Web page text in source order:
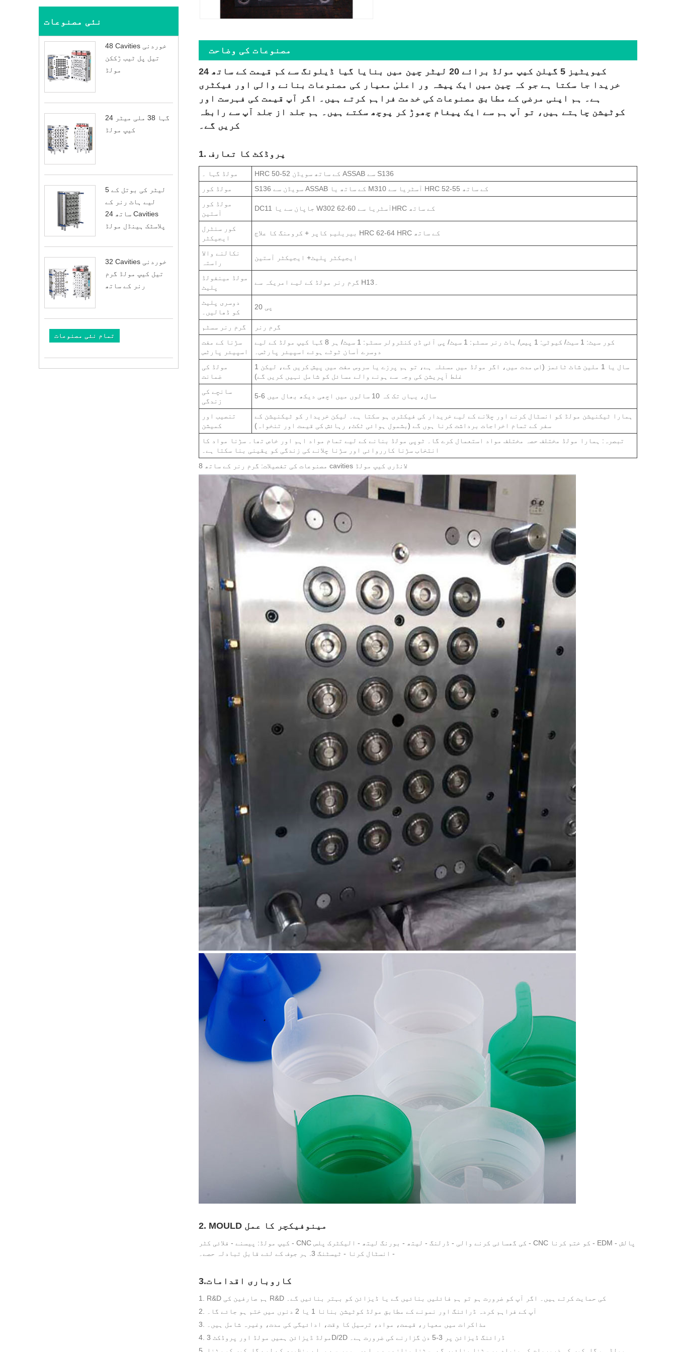
نئی مصنوعات
48 Cavities خوردنی
تیل پل ٹیب ڑککن
مولڈ
24 گہا 38 ملی میٹر
کیپ مولڈ
5 لیٹر کی بوتل کے
لیے ہاٹ رنر کے
ساتھ 24 Cavities
پلاسٹک ہینڈل مولڈ
32 Cavities خوردنی
تیل کیپ مولڈ گرم
رنر کے ساتھ
تمام نئی مصنوعات
مصنوعات کی وضاحت
24 کیویٹیز 5 گیلن کیپ مولڈ برائے 20 لیٹر چین میں بنایا گیا ڈیلونگ سے کم قیمت کے ساتھ
خریدا جا سکتا ہے جو کہ چین میں ایک پیشہ ور اعلیٰ معیار کی مصنوعات بنانے والی اور فیکٹری
ہے۔ ہم اپنی مرضی کے مطابق مصنوعات کی خدمت فراہم کرتے ہیں۔ اگر آپ قیمت کی فہرست اور
کوٹیشن چاہتے ہیں، تو آپ ہم سے ایک پیغام چھوڑ کر پوچھ سکتے ہیں۔ ہم جلد از جلد آپ سے رابطہ
کریں گے۔
1. پروڈکٹ کا تعارف
مولڈ گہا ۔
HRC 50-52 کے ساتھ سویڈن ASSAB سے S136
مولڈ کور
S136 سویڈن سے ASSAB کے ساتھ یا M310 آسٹریا سے HRC 52-55 کے ساتھ
مولڈ کور
آستین
DC11 جاپان سے یا W302 آسٹریا سے 60-62HRC کے ساتھ
کور سنٹرل
ایجیکٹر
بیریلیم کاپر + کرومنگ کا علاج HRC 62-64 HRC کے ساتھ
نکالنے والا
راستہ
ایجیکٹر پلیٹ+ ایجیکٹر آستین
مولڈ مینفولڈ
پلیٹ
دوسری پلیٹ
کو ڈھالیں۔
پی 20
گرم رنر سسٹم
گرم رنر
سڑنا کے مفت
اسپیئر پارٹس
کور سیٹ: 1 سیٹ/ کیوٹی: 1 پیس/ ہاٹ رنر سسٹم: 1 سیٹ/ پی آئی ڈی کنٹرولر سسٹم: 1 سیٹ/ ہر 8 گہا کیپ مولڈ کے لیے
دوسرے آسان ٹوٹے ہوئے اسپیئر پارٹس۔
مولڈ کی
ضمانت
1 سال یا 1 ملین شاٹ ٹائمز (اس مدت میں، اگر مولڈ میں مسئلہ ہے، تو ہم پرزے یا سروس مفت میں پیش کریں گے، لیکن
غلط آپریشن کی وجہ سے ہونے والے مسائل کو شامل نہیں کریں گے)
سانچے کی
زندگی
5-6 سال، یہاں تک کہ 10 سالوں میں اچھی دیکھ بھال میں
تنصیب اور
کمیشن
ہمارا ٹیکنیشن مولڈ کو انسٹال کرنے اور چلانے کے لیے خریدار کی فیکٹری ہو سکتا ہے۔ لیکن خریدار کو ٹیکنیشن کے
سفر کے تمام اخراجات برداشت کرنا ہوں گے (بشمول ہوائی ٹکٹ، رہائش کی قیمت اور تنخواہ)
تبصرہ: ہمارا مولڈ مختلف حصہ مختلف مواد استعمال کرے گا۔ ٹوپی مولڈ بنانے کے لیے تمام مواد اہم اور خاص تھا۔ سڑنا مواد کا
انتخاب سڑنا کارروائی اور سڑنا چلانے کی زندگی کو یقینی بنا سکتا ہے۔
مصنوعات کی تفصیلات: گرم رنر کے ساتھ 8 cavities لانڈری کیپ مولڈ
2. MOULD مینوفیکچر کا عمل
کیپ مولڈ: پیسنے - فلائی کٹر - CNC کی گھسائی کرنے والی - ڈرلنگ - لیتھ - بورنگ لیتھ - الیکٹرک پلس - CNC کو ختم کرنا - EDM - پالش
- انسٹال کرنا - ٹیسٹنگ 3. ہر جوف کے لئے قابل تبادلہ حصے۔
3.کاروباری اقدامات
1. R&D ہم صارفین کی R&D کی حمایت کرتے ہیں۔ اگر آپ کو ضرورت ہو تو ہم فائلیں بنائیں گے یا ڈیزائن کو بہتر بنائیں گے۔
2. آپ کے فراہم کردہ ڈرائنگ اور نمونے کے مطابق مولڈ کوٹیشن بنانا 1 یا 2 دنوں میں ختم ہو جائے گا۔
3. مذاکرات میں معیار، قیمت، مواد، ترسیل کا وقت، ادائیگی کی مدت، وغیرہ شامل ہیں۔
4. مولڈ ڈیزائن ہمیں مولڈ اور پروڈکٹ 3D/2D ڈرائنگ ڈیزائن پر 3-5 دن گزارنے کی ضرورت ہے۔
5. مولڈ ہم گاہکوں کی ضروریات کی بنیاد پر سڑنا بنائیں گے۔ سڑنا بنانے سے پہلے، ہم سب سے پہلے منظوری کے لیے گاہکوں کو سڑنا